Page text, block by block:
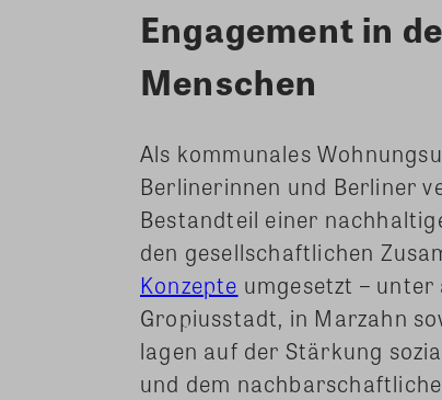
Engagement in
Menschen
Als kommunales
Berlinerinnen und Berliner
Bestandteil einer
den gesellschaftlichen
Konzepte umgesetzt –
Gropiusstadt, in Marzahn
lagen auf der Stärkung
und dem